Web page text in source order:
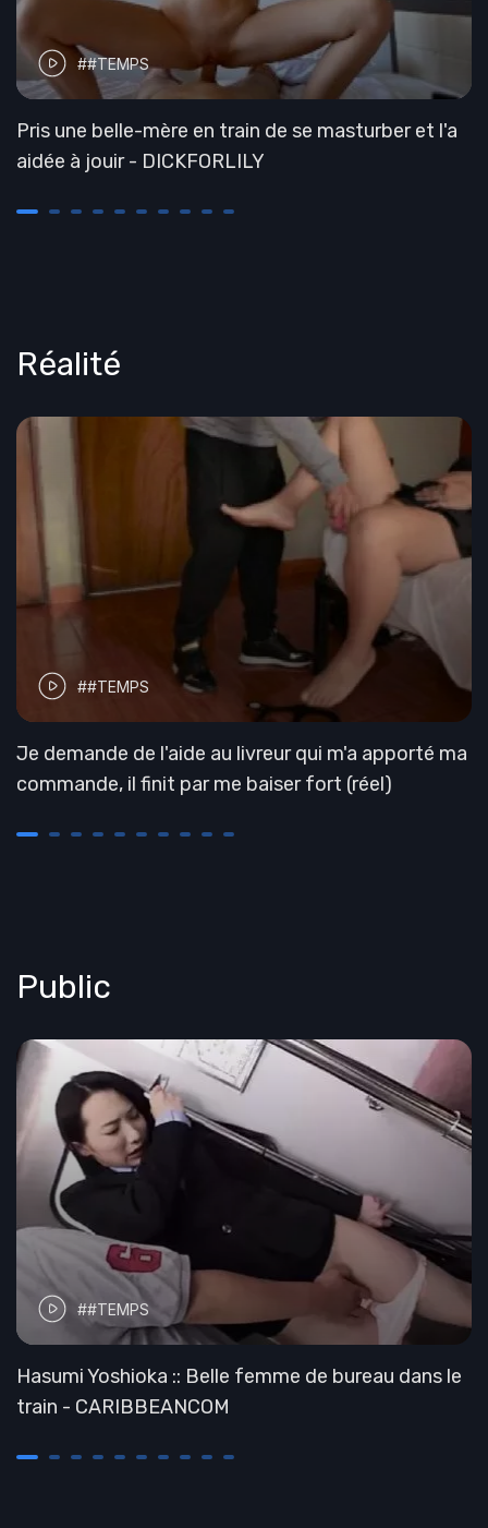
##TEMPS
Pris une belle-mère en train de se masturber et l'a
aidée à jouir - DICKFORLILY
Réalité
##TEMPS
Je demande de l'aide au livreur qui m'a apporté ma
commande, il finit par me baiser fort (réel)
Public
##TEMPS
Hasumi Yoshioka :: Belle femme de bureau dans le
train - CARIBBEANCOM